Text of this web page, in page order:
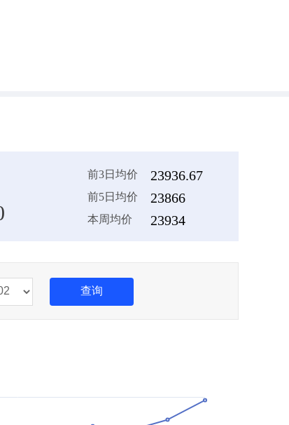
前3日均价 23936.67
前5日均价 23866
本周均价 23934
查询